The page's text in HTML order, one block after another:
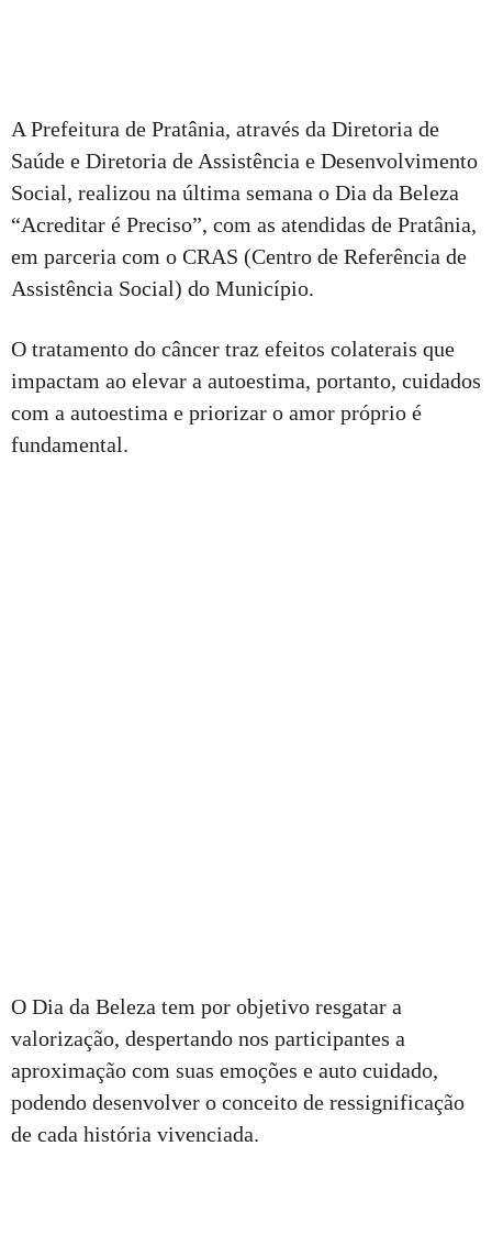
A Prefeitura de Pratânia, através da Diretoria de
Saúde e Diretoria de Assistência e Desenvolvimento
Social, realizou na última semana o Dia da Beleza
“Acreditar é Preciso”, com as atendidas de Pratânia,
em parceria com o CRAS (Centro de Referência de
Assistência Social) do Município.
O tratamento do câncer traz efeitos colaterais que
impactam ao elevar a autoestima, portanto, cuidados
com a autoestima e priorizar o amor próprio é
fundamental.
O Dia da Beleza tem por objetivo resgatar a
valorização, despertando nos participantes a
aproximação com suas emoções e auto cuidado,
podendo desenvolver o conceito de ressignificação
de cada história vivenciada.